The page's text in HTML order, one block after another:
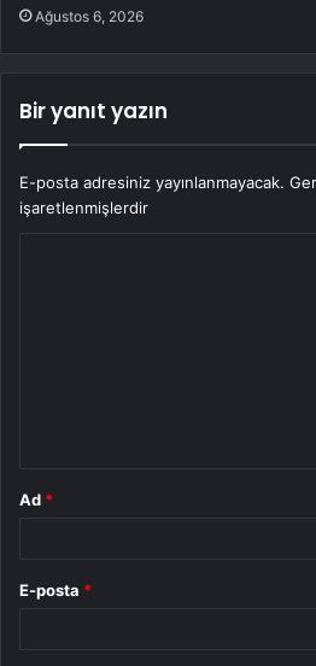
Ağustos 6, 2026
Bir yanıt yazın
E-posta adresiniz yayınlanmayacak.
işaretlenmişlerdir
Ad *
E-posta *